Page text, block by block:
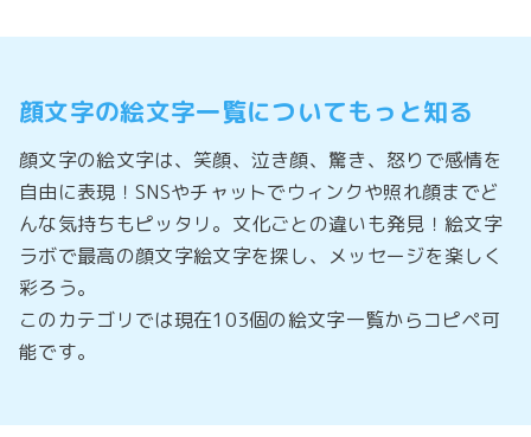
顔文字の絵文字一覧についてもっと知る
顔文字の絵文字は、笑顔、泣き顔、驚き、怒りで感情を
自由に表現！SNSやチャットでウィンクや照れ顔までど
んな気持ちもピッタリ。文化ごとの違いも発見！絵文字
ラボで最高の顔文字絵文字を探し、メッセージを楽しく
彩ろう。
このカテゴリでは現在103個の絵文字一覧からコピペ可
能です。